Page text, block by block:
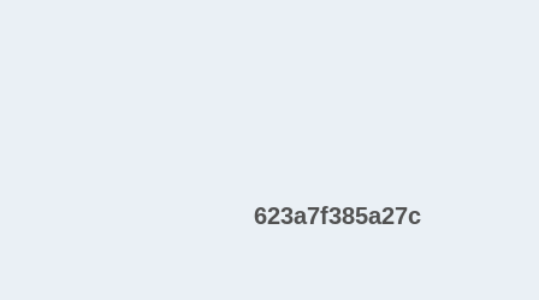
623a7f385a27c